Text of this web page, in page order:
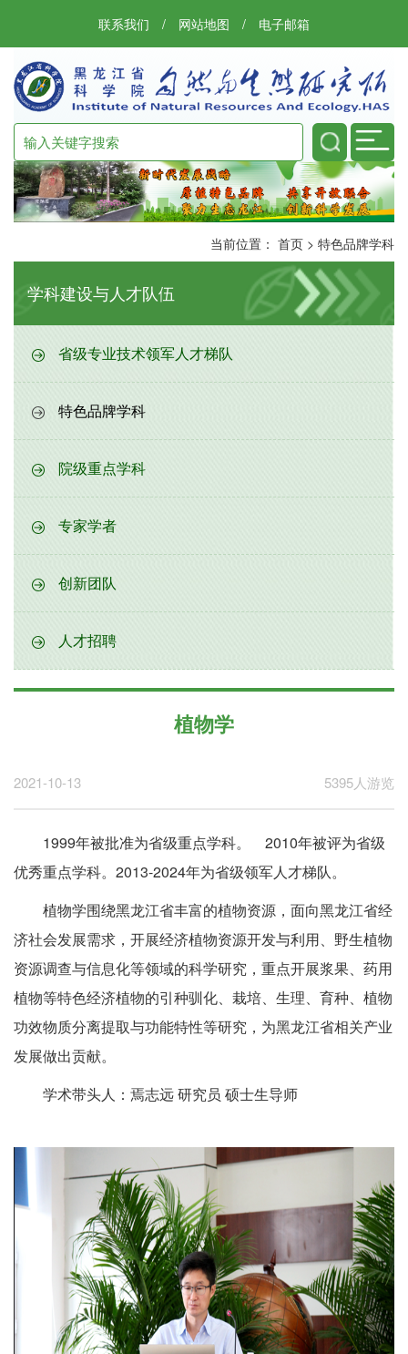
联系我们 / 网站地图 / 电子邮箱
当前位置： 首页 > 特色品牌学科
学科建设与人才队伍
省级专业技术领军人才梯队
特色品牌学科
院级重点学科
专家学者
创新团队
人才招聘
植物学
2021-10-13 5395人游览
1999年被批准为省级重点学科。 2010年被评为省级
优秀重点学科。2013-2024年为省级领军人才梯队。
植物学围绕黑龙江省丰富的植物资源，面向黑龙江省经
济社会发展需求，开展经济植物资源开发与利用、野生植物
资源调查与信息化等领域的科学研究，重点开展浆果、药用
植物等特色经济植物的引种驯化、栽培、生理、育种、植物
功效物质分离提取与功能特性等研究，为黑龙江省相关产业
发展做出贡献。
学术带头人：焉志远研究员 硕士生导师